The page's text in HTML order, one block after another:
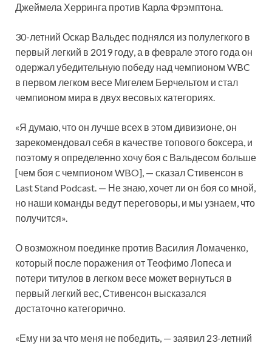
Джеймела Херринга против Карла Фрэмптона.
30-летний Оскар Вальдес поднялся из полулегкого в
первый легкий в 2019 году, а в феврале этого года он
одержал убедительную победу над чемпионом WBC
в первом легком весе Мигелем Берчельтом и стал
чемпионом мира в двух весовых категориях.
«Я думаю, что он лучше всех в этом дивизионе, он
зарекомендовал себя в качестве топового боксера, и
поэтому я определенно хочу боя с Вальдесом больше
[чем боя с чемпионом WBO], — сказал Стивенсон в
Last Stand Podcast. — Не знаю, хочет ли он боя со мной,
но наши команды ведут переговоры, и мы узнаем, что
получится».
О возможном поединке против Василия Ломаченко,
который после поражения от Теофимо Лопеса и
потери титулов в легком весе может вернуться в
первый легкий вес, Стивенсон высказался
достаточно категорично.
«Ему ни за что меня не победить, — заявил 23-летний